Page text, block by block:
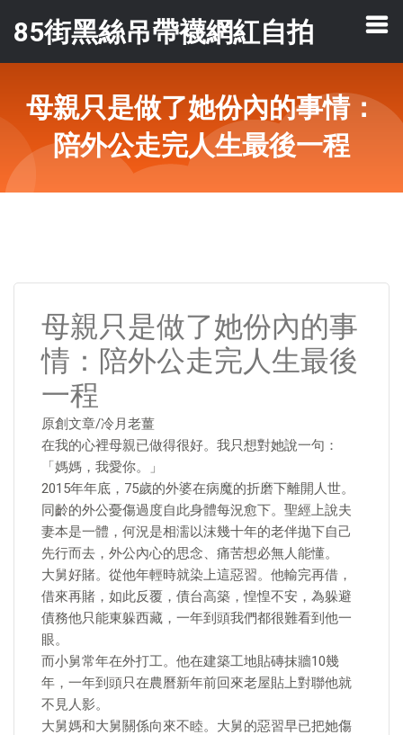
85街黑絲吊帶襪網紅自拍
母親只是做了她份內的事情：
陪外公走完人生最後一程
母親只是做了她份內的事
情：陪外公走完人生最後
一程
原創文章/冷月老薑
在我的心裡母親已做得很好。我只想對她說一句：
「媽媽，我愛你。」
2015年年底，75歲的外婆在病魔的折磨下離開人世。
同齡的外公憂傷過度自此身體每況愈下。聖經上說夫
妻本是一體，何況是相濡以沫幾十年的老伴拋下自己
先行而去，外公內心的思念、痛苦想必無人能懂。
大舅好賭。從他年輕時就染上這惡習。他輸完再借，
借來再賭，如此反覆，債台高築，惶惶不安，為躲避
債務他只能東躲西藏，一年到頭我們都很難看到他一
眼。
而小舅常年在外打工。他在建築工地貼磚抹牆10幾
年，一年到頭只在農曆新年前回來老屋貼上對聯他就
不見人影。
大舅媽和大舅關係向來不睦。大舅的惡習早已把她傷